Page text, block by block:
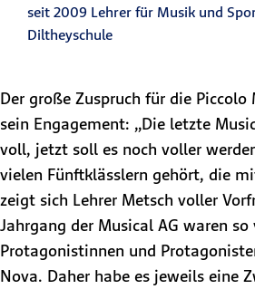
seit 2009 Lehrer für Musik und
Diltheyschule
Der große Zuspruch für die
sein Engagement: „Die letzte
voll, jetzt soll es noch voller
vielen Fünftklässlern gehört, die
zeigt sich Lehrer Metsch voller
Jahrgang der Musical AG waren so
Protagonistinnen und
Nova. Daher habe es jeweils eine